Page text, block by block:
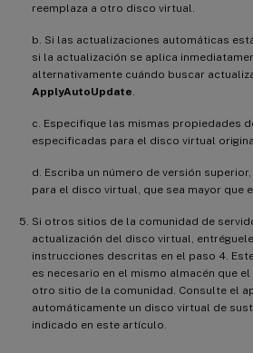
reemplaza a otro disco virtual.
b. Si las actualizaciones automáticas
si la actualización se aplica
alternativamente cuándo buscar
ApplyAutoUpdate
c. Especifique las mismas propiedades
especificadas para el disco virtual
d. Escriba un número de versión
para el disco virtual, que sea mayor que
Si otros sitios de la comunidad de
actualización del disco virtual,
instrucciones descritas en el paso 4.
es necesario en el mismo almacén que
otro sitio de la comunidad. Consulte el
automáticamente un disco virtual de
indicado en este artículo.